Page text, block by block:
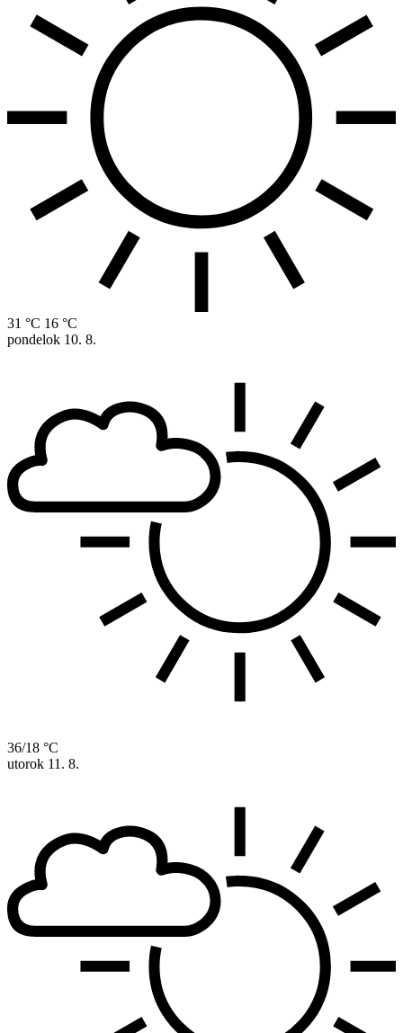
31 °C 16 °C
pondelok 10. 8.
36/18 °C
utorok 11. 8.